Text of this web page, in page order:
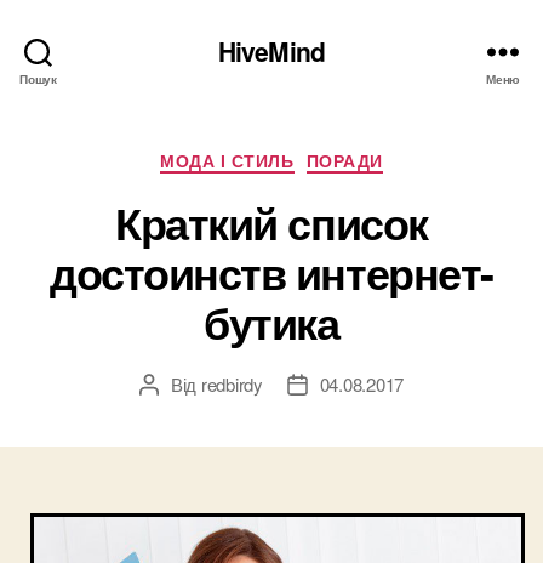
Пошук
HiveMind
Меню
Категорії
МОДА І СТИЛЬ ПОРАДИ
Краткий список
достоинств интернет-
бутика
Автор
Від redbirdy
Дата04.08.2017